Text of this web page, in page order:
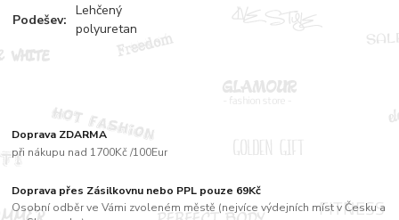
Doprava ZDARMA
při nákupu nad 1700Kč /100Eur
Doprava přes Zásilkovnu nebo PPL pouze 69Kč
Osobní odběr ve Vámi zvoleném městě (nejvíce výdejních míst v Česku a
Podešev:
Lehčený
polyuretan